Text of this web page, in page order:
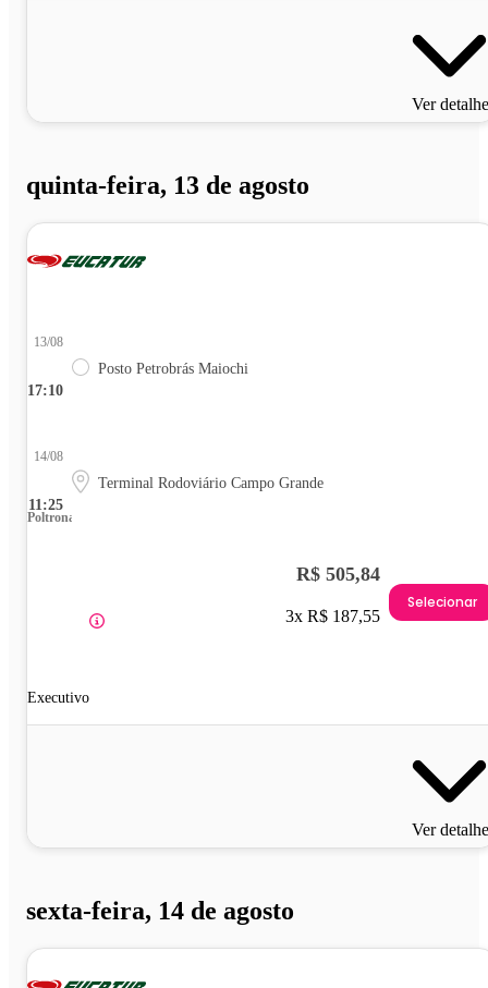
Ver
quinta-feira, 13 de agosto
17:10
13/08
Posto Petrobrás Maiochi
11:25
14/08
Terminal Rodoviário Campo Grande
Poltrona
Executivo
R$ 505,84
3x R$ 187,55
Selecionar
Ver
sexta-feira, 14 de agosto